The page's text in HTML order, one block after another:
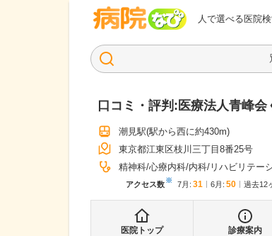
人で選べる医院
病院なび
口コミ・評判:医療法人青峰
潮見駅(駅から西に約430m)
東京都江東区枝川三丁目8番25号
精神科 心療内科 内科 リハビリテー
アクセス数※ 7月 : 31 6月 : 50 過去12
医院トップ 診療案内